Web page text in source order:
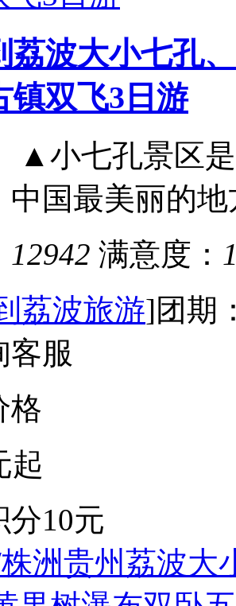
荔波大小七孔
镇双飞3日游
▲小七孔景区
中国最美丽的
12942 满意度：
荔波旅游]团期
客服
格
起
分10元